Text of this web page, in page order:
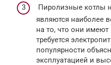
Пиролизные котлы
являются наиболее
на то, что они
требуется
популярности
эксплуатацией и